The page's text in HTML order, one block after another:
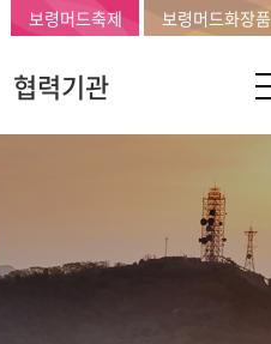
협력기관
보령머드축제 보령머드화장품